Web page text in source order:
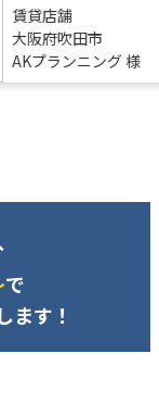
田市
ンニング 様
で
ます！